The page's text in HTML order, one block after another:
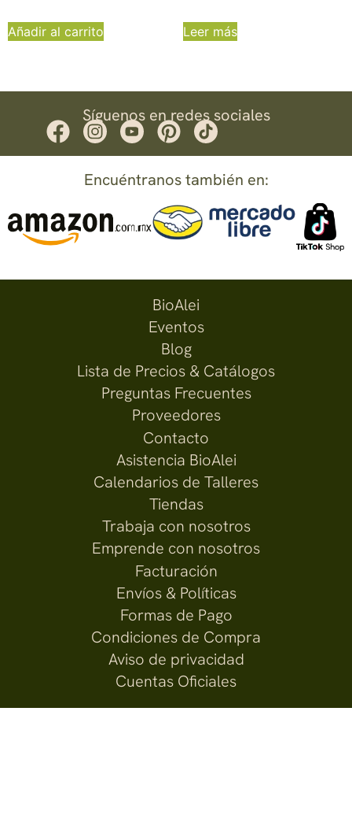
Añadir al carrito Leer más
Síguenos en redes sociales
Encuéntranos también en:
BioAlei
Eventos
Blog
Lista de Precios & Catálogos
Preguntas Frecuentes
Proveedores
Contacto
Asistencia BioAlei
Calendarios de Talleres
Tiendas
Trabaja con nosotros
Emprende con nosotros
Facturación
Envíos & Políticas
Formas de Pago
Condiciones de Compra
Aviso de privacidad
Cuentas Oficiales